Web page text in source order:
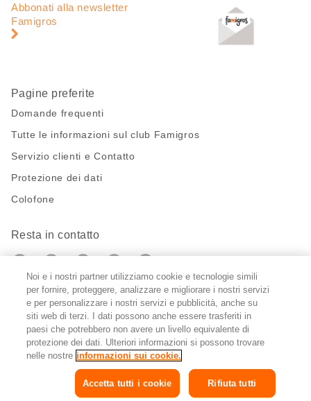
pagina
pagina
Abbonati alla newsletter
Famigros
Pagine preferite
Domande frequenti
Tutte le informazioni sul club Famigros
Servizio clienti e Contatto
Protezione dei dati
Colofone
Resta in contatto
https://twitter.com/migros?
https://www.youtube.com/user/
PinterestInstagram
Impostazioni cookie
© 2026 Federazione delle cooperative Migros
FR IT
Noi e i nostri partner utilizziamo cookie e tecnologie simili
per fornire, proteggere, analizzare e migliorare i nostri servizi
e per personalizzare i nostri servizi e pubblicità, anche su
siti web di terzi. I dati possono anche essere trasferiti in
paesi che potrebbero non avere un livello equivalente di
protezione dei dati. Ulteriori informazioni si possono trovare
nelle nostre informazioni sui cookie.
Rifiuta tutti
Accetta tutti i cookie